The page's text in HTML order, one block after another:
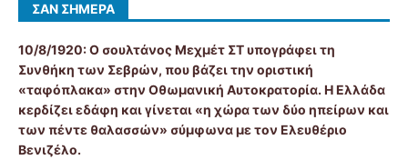
ΣΑΝ ΣΉΜΕΡΑ
10/8/1920:Ο σουλτάνος Μεχμέτ ΣΤ υπογράφει τη
Συνθήκη των Σεβρών, που βάζει την οριστική
«ταφόπλακα» στην Οθωμανική Αυτοκρατορία. Η Ελλάδα
κερδίζει εδάφη και γίνεται «η χώρα των δύο ηπείρων και
των πέντε θαλασσών» σύμφωνα με τον Ελευθέριο
Βενιζέλο.